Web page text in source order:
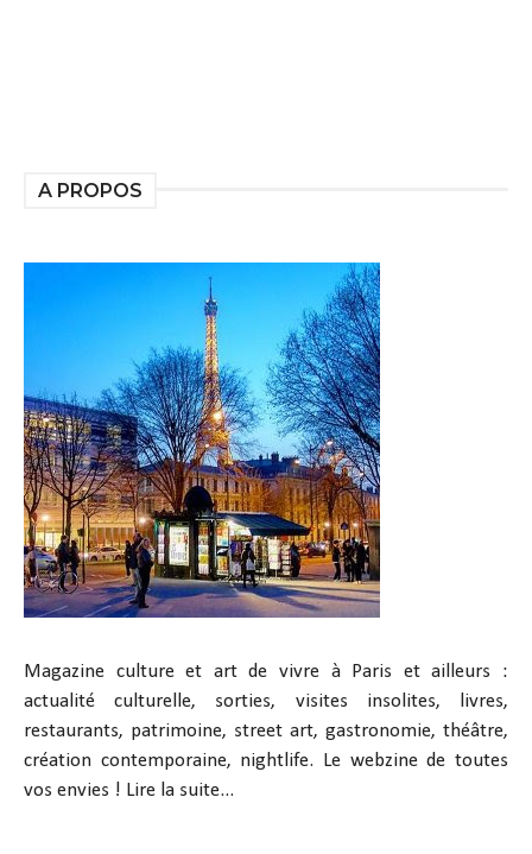
A PROPOS
Magazine culture et art de vivre à Paris et ailleurs :
actualité culturelle, sorties, visites insolites, livres,
restaurants, patrimoine, street art, gastronomie, théâtre,
création contemporaine, nightlife. Le webzine de toutes
vos envies ! Lire la suite...